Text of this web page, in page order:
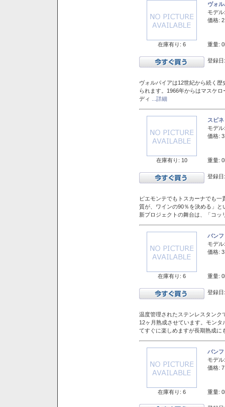
在庫有り: 6
ヴォ
モデル:
価格:
重量:
登録
ヴォルパイアは12世紀から続く
られます。1966年からはマスケ
ディ
...詳細
在庫有り: 10
スピ
モデル:
価格:
重量:
登録
ピエモンテでもトスカーナでも
質が、ワインの90％を決める」
新プロジェクトの舞台は、「コ
在庫有り: 6
バン
モデル:
価格:
重量:
登録
温度管理されたステンレスタンク
12ヶ月熟成させています。モン
てすぐに楽しめますが長期熟成に
在庫有り: 6
バン
モデル:
価格:
重量: